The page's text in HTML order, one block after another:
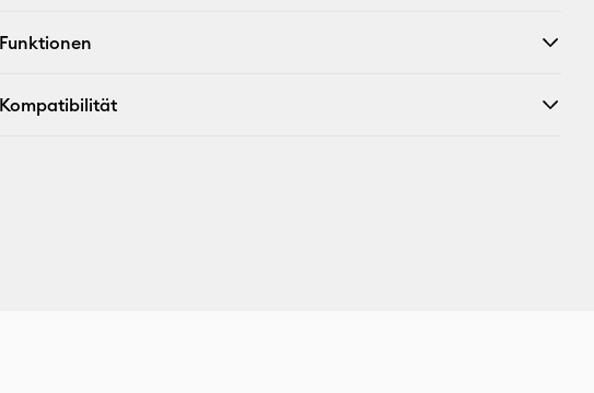
Funktionen
Kompatibilität